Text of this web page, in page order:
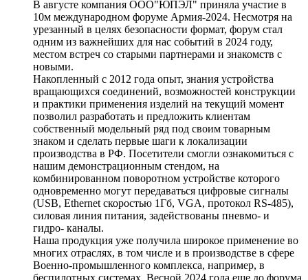
В августе компания ООО"ЮПЭЛ" приняла участие в
10м международном форуме Армия-2024. Несмотря на
урезанный в целях безопасности формат, форум стал
одним из важнейших для нас событий в 2024 году,
местом встреч со старыми партнерами и знакомств с
новыми.
Накопленный с 2012 года опыт, знания устройства
вращающихся соединений, возможностей конструкции
и практики применения изделий на текущий момент
позволил разработать и предложить клиентам
собственный модельный ряд под своим товарным
знаком и сделать первые шаги к локализации
производства в РФ. Посетители смогли ознакомиться с
нашим демонстрационным стендом, на
комбинированном поворотном устройстве которого
одновременно могут передаваться цифровые сигналы
(USB, Ethernet скоростью 1Гб, VGA, протокол RS-485),
силовая линия питания, задействованы пневмо- и
гидро- каналы.
Наша продукция уже получила широкое применение во
многих отраслях, в том числе и в производстве в сфере
Военно-промышленного комплекса, например, в